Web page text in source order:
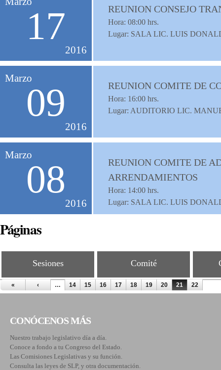
17
2016
REUNION CONSEJO
Hora: 08:00 hrs.
Lugar: SALA LIC. LUIS
Marzo
09
2016
REUNION COMITE DE
Hora: 16:00 hrs.
Lugar: AUDITORIO LIC.
Marzo
08
2016
REUNION COMITE DE
ARRENDAMIENTOS
Hora: 14:00 hrs.
Lugar: SALA LIC. LUIS
Páginas
Sesiones Comité
« ‹ … 14 15 16 17 18 19 20 21 22
CONÓCENOS MÁS
Nuestro trabajo legislativo día a día.
Conoce a fondo a tu Congreso del Estado.
Las Comisiones Legislativas y su función.
Consulta las leyes de SLP, y otra documentación.